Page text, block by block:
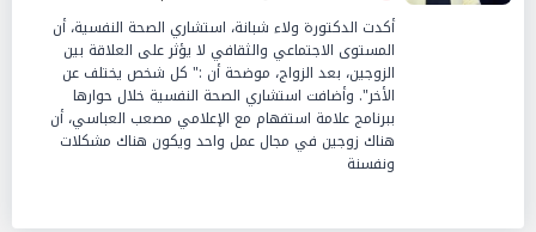
أكدت الدكتورة ولاء شبانة، استشاري الصحة النفسية، أن
المستوى الاجتماعي والثقافي لا يؤثر على العلاقة بين
الزوجين، بعد الزواج، موضحة أن :" كل شخص يختلف عن
الأخر". وأضافت استشاري الصحة النفسية خلال حوارها
ببرنامج علامة استفهام مع الإعلامي مصعب العباسي، أن
هناك زوجين في مجال عمل واحد ويكون هناك مشكلات
ونفسنة